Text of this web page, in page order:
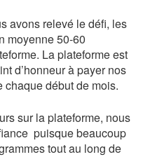
avons relevé le défi, les
moyenne 50-60
La plateforme est
d’honneur à payer nos
chaque début de mois.
sur la plateforme, nous
puisque beaucoup
tout au long de